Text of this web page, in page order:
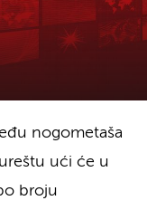
nogometaša
ući će u
broju